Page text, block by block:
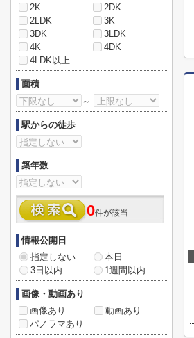
2K
2DK
2LDK
3K
3DK
3LDK
4K
4DK
4LDK以上
面積
～
駅からの徒歩
築年数
0件が該当
情報公開日
指定しない
本日
3日以内
1週間以内
画像・動画あり
画像あり
動画あり
パノラマあり